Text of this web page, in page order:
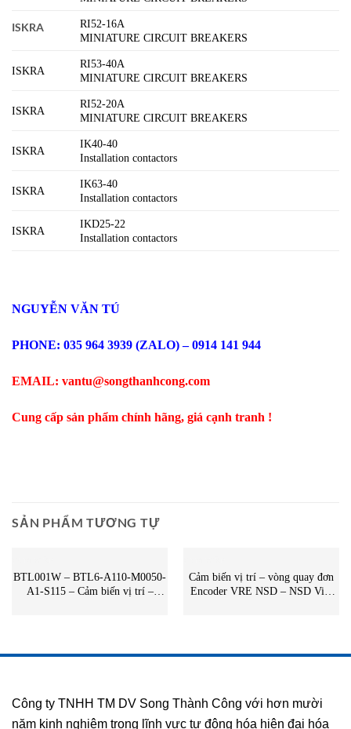
ISKRA
RI52-16A
MINIATURE CIRCUIT BREAKERS
ISKRA
RI53-40A
MINIATURE CIRCUIT BREAKERS
ISKRA
RI52-20A
MINIATURE CIRCUIT BREAKERS
ISKRA
IK40-40
Installation contactors
ISKRA
IK63-40
Installation contactors
ISKRA
IKD25-22
Installation contactors
NGUYỄN VĂN TÚ
PHONE: 035 964 3939 (ZALO) – 0914 141 944
EMAIL: vantu@songthanhcong.com
Cung cấp sản phẩm chính hãng, giá cạnh tranh !
SẢN PHẨM TƯƠNG TỰ
BTL001W – BTL6-A110-M0050-
A1-S115 – Cảm biến vị trí –
Cảm biến vị trí – vòng quay đơn
Encoder VRE NSD – NSD Việt
Công ty TNHH TM DV Song Thành Công với hơn mười
năm kinh nghiệm trong lĩnh vực tự động hóa hiện đại hóa